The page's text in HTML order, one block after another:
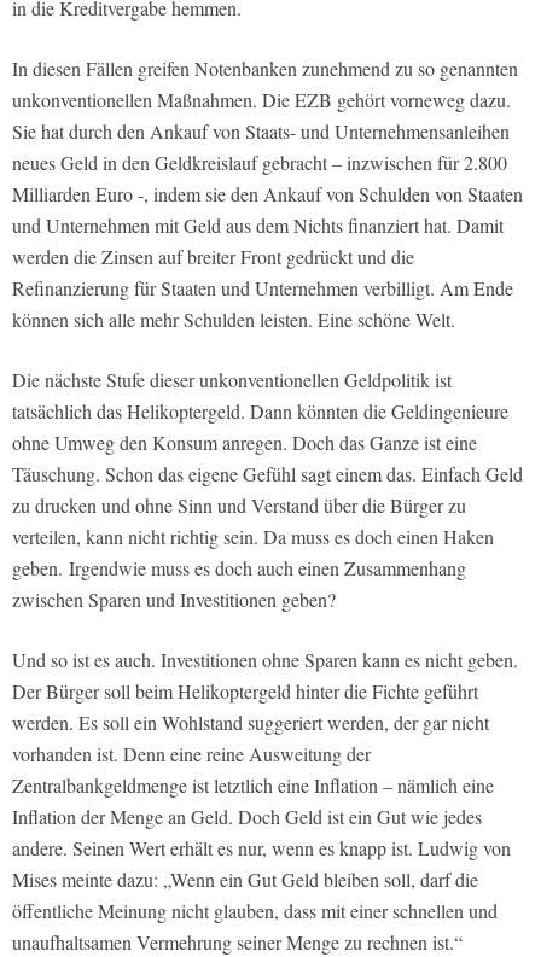
in die Kreditvergabe hemmen.
In diesen Fällen greifen Notenbanken zunehmend zu so genannten
unkonventionellen Maßnahmen. Die EZB gehört vorneweg dazu.
Sie hat durch den Ankauf von Staats- und Unternehmensanleihen
neues Geld in den Geldkreislauf gebracht – inzwischen für 2.800
Milliarden Euro -, indem sie den Ankauf von Schulden von Staaten
und Unternehmen mit Geld aus dem Nichts finanziert hat. Damit
werden die Zinsen auf breiter Front gedrückt und die
Refinanzierung für Staaten und Unternehmen verbilligt. Am Ende
können sich alle mehr Schulden leisten. Eine schöne Welt.
Die nächste Stufe dieser unkonventionellen Geldpolitik ist
tatsächlich das Helikoptergeld. Dann könnten die Geldingenieure
ohne Umweg den Konsum anregen. Doch das Ganze ist eine
Täuschung. Schon das eigene Gefühl sagt einem das. Einfach Geld
zu drucken und ohne Sinn und Verstand über die Bürger zu
verteilen, kann nicht richtig sein. Da muss es doch einen Haken
geben. Irgendwie muss es doch auch einen Zusammenhang
zwischen Sparen und Investitionen geben?
Und so ist es auch. Investitionen ohne Sparen kann es nicht geben.
Der Bürger soll beim Helikoptergeld hinter die Fichte geführt
werden. Es soll ein Wohlstand suggeriert werden, der gar nicht
vorhanden ist. Denn eine reine Ausweitung der
Zentralbankgeldmenge ist letztlich eine Inflation – nämlich eine
Inflation der Menge an Geld. Doch Geld ist ein Gut wie jedes
andere. Seinen Wert erhält es nur, wenn es knapp ist. Ludwig von
Mises meinte dazu: „Wenn ein Gut Geld bleiben soll, darf die
öffentliche Meinung nicht glauben, dass mit einer schnellen und
unaufhaltsamen Vermehrung seiner Menge zu rechnen ist.“